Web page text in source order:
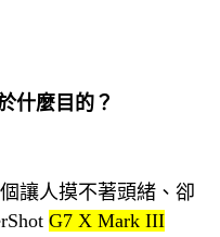
什麼目的？
讓人摸不著頭緒、卻
G7 X Mark III